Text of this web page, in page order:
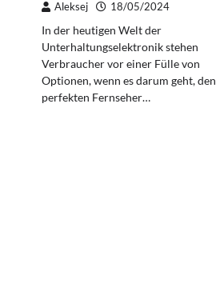
Aleksej 18/05/2024
In der heutigen Welt der
Unterhaltungselektronik stehen
Verbraucher vor einer Fülle von
Optionen, wenn es darum geht, den
perfekten Fernseher…